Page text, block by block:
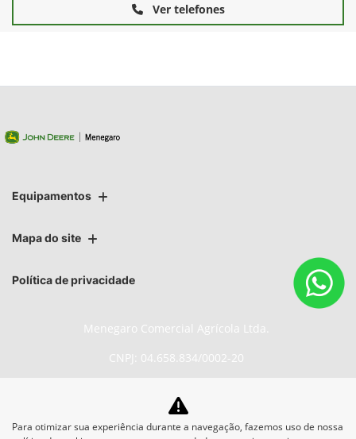
Ver telefones
Equipamentos
Mapa do site
Política de privacidade
Menegaro Comercial Agrícola Ltda.
CNPJ: 04.658.834/0002-20
No trânsito, enxergar o outro salva
Para otimizar sua experiência durante a navegação, fazemos uso de nossa